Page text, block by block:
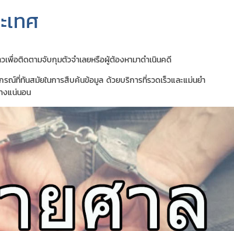
ทศ
พื่อติดตามจับกุมตัวจำเลยหรือผู้ต้องหามาดำเนินคดี
ณ์ที่ทันสมัยในการสืบค้นข้อมูล ด้วยบริการที่รวดเร็วและแม่นยำ
งแน่นอน